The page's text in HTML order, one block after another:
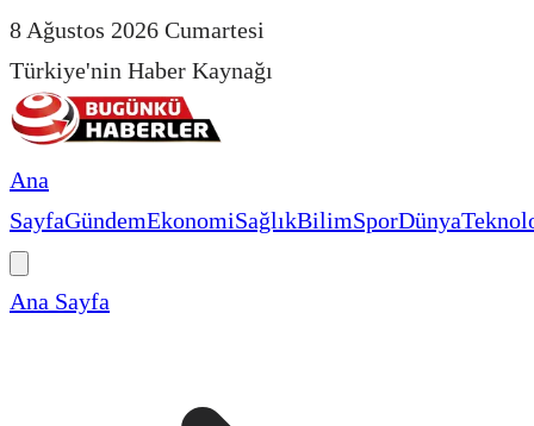
8 Ağustos 2026 Cumartesi
Türkiye'nin Haber Kaynağı
Ana
SayfaGündemEkonomiSağlıkBilimSporDünya
Ana Sayfa